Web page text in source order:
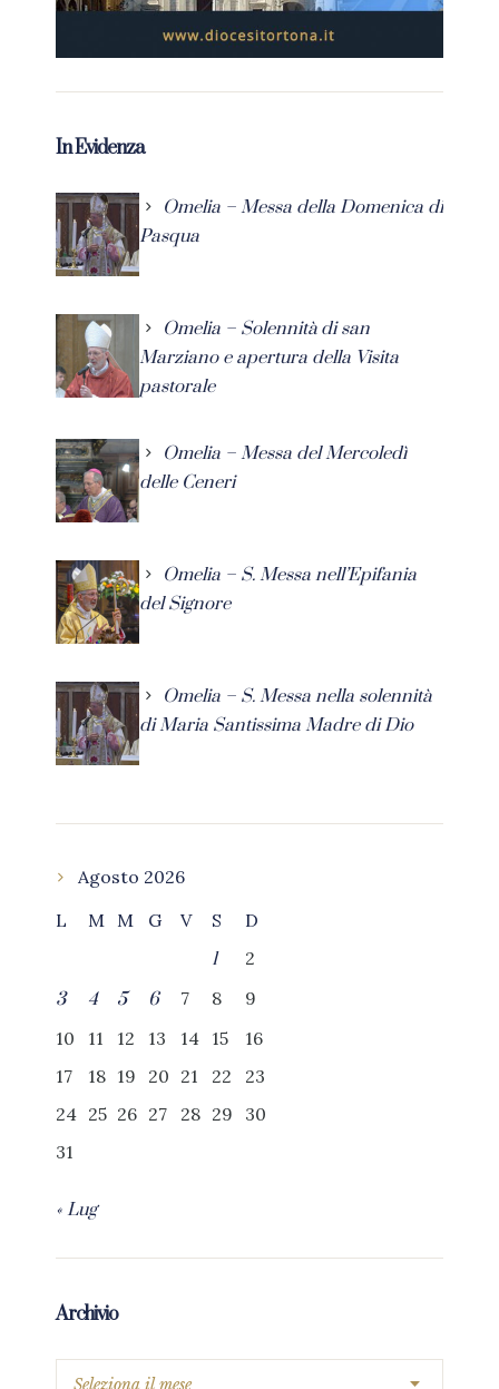
In Evidenza
Omelia – Messa della Domenica di
Pasqua
Omelia – Solennità di san
Marziano e apertura della Visita
pastorale
Omelia – Messa del Mercoledì
delle Ceneri
Omelia – S. Messa nell’Epifania
del Signore
Omelia – S. Messa nella solennità
di Maria Santissima Madre di Dio
Agosto 2026
L
M M G V S
D
1
2
3
4 5 6 7 8
9
10
11 12 13 14 15
16
17
18 19 20 21 22
23
24 25 26 27 28 29
30
31
« Lug
Archivio